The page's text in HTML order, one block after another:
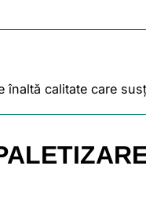
înaltă calitate care